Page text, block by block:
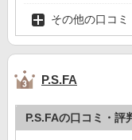
その他の口コミ
P.S.FA
P.S.FAの口コミ・評